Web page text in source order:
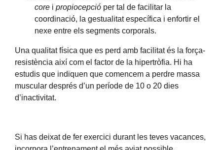
core i propiocepció per tal de facilitar la
coordinació, la gestualitat específica i enfortir el
nexe entre els segments corporals.
Una qualitat física que es perd amb facilitat és la força-
resistència així com el factor de la hipertròfia. Hi ha
estudis que indiquen que comencem a perdre massa
muscular després d’un període de 10 o 20 dies
d’inactivitat.
Si has deixat de fer exercici durant les teves vacances,